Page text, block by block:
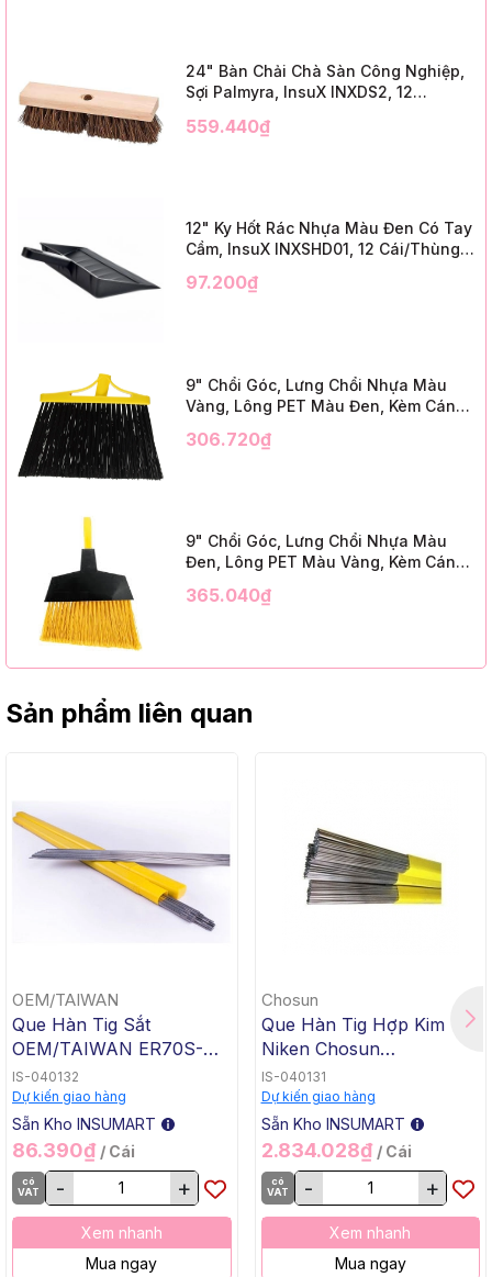
24" Bàn Chải Chà Sàn Công Nghiệp,
Sợi Palmyra, InsuX INXDS2, 12
3" Trim)
559.440₫
12" Ky Hốt Rác Nhựa Màu Đen Có Tay
Cầm, InsuX INXSHD01, 12 Cái/Thùng,
Black Plastic)
97.200₫
9" Chổi Góc, Lưng Chổi Nhựa Màu
Vàng, Lông PET Màu Đen, Kèm Cán
12 Bộ/Thùng (9" Angle Broom, Yellow
306.720₫
9" Chổi Góc, Lưng Chổi Nhựa Màu
Đen, Lông PET Màu Vàng, Kèm Cán
12 Bộ/Thùng (9" Angle Broom, Black
365.040₫
Sản phẩm liên quan
OEM/TAIWAN
Que Hàn Tig Sắt
OEM/TAIWAN ER70S-G
TG-50, 1.6x1000mm, 5 Kg
/ Hộp, 20 Kg / Thùng
IS-040132
Dự kiến giao hàng
Sẵn Kho INSUMART
86.390₫ / Cái
có
VAT
- +
Xem nhanh
Mua ngay
Chosun
Que Hàn Tig Hợp Kim
Niken Chosun
ERNiCrMo-3 TGC-625,
2.4x1000mm, 5 Kg / Hộp,
20 Kg / Thùng
IS-040131
Dự kiến giao hàng
Sẵn Kho INSUMART
2.834.028₫ / Cái
có
VAT
- +
Xem nhanh
Mua ngay